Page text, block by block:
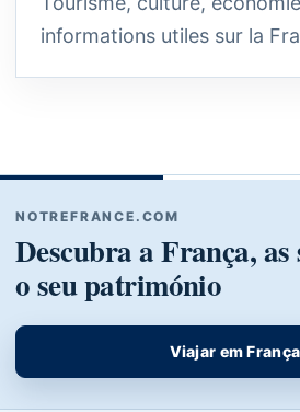
informations utiles sur la
NOTREFRANCE.COM
Descubra a França, as
o seu património
Viajar em França